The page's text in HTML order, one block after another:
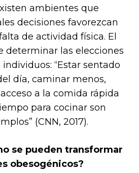
ambientes que
decisiones favorezcan
de actividad física. El
determinar las elecciones
“Estar sentado
día, caminar menos,
a la comida rápida
para cocinar son
(CNN, 2017).
se pueden transformar
obesogénicos?